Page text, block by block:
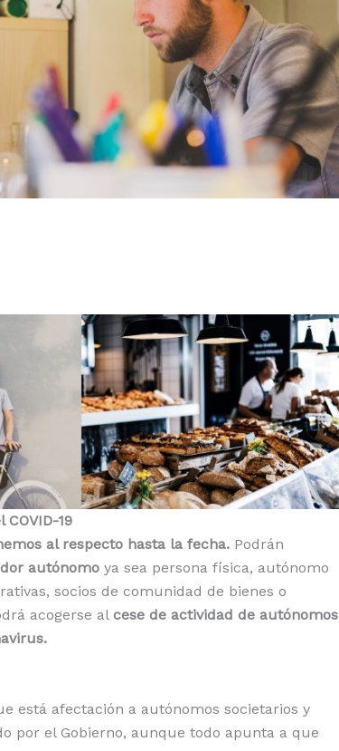
19
al respecto hasta la fecha. Podrán
autónomo ya sea persona física, autónomo
socios de comunidad de bienes o
acogerse al cese de actividad de autónomos
está afectación a autónomos societarios y
por el Gobierno, aunque todo apunta a que